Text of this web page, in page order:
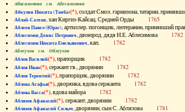
Абисаломова см. Абесаломова
Абкузин Никита (Танба)(*), солдат Смол. гарнизона, татарин,
Аблай-Салтан, хан Киргиз-Кайсац. Средней Орды 1765
Аблеев Павел (Юрас), артиллер. погонщик, лютеранин, принявший
Аблесимов Денис Петрович, двоюрод. дядя Н.Е. Аблесимова 1782
Аблесимов Никита Емельянович, кап. 1782
Аблеухов см. Облеухов
Аблов Василий(*), прапорщик 1782
Аблов Иван(*), сержант гв., дворянин 1782
Аблов Терентий(*), прапорщик, дворянин 1782
Аблова Агафья(*), дворянка, вдова сержанта 1782
Аблова Васса(*), вдова майора 1782
Аблязов Афанасий(*), сержант, дворянин 1782
Аблязов Афанасий Силыч, дворянин, сын С. Аблязова 1781